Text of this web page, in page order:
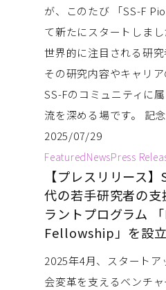
が、このたび 「SS-F
て新たにスタートしまし
世界的に注目される研究
その研究内容やキャリア
SS-Fのコミュニティに
流を深める場です。 記
2025/07/29
FeaturedNewsPress
【プレスリリース
代の若手研究者の
ラントプログラム
Fellowship」を設
2025年4月、スタート
会変革を支えるベンチ